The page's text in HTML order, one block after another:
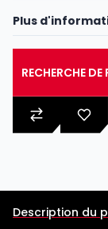
Plus
RECHERCHE DE
Description du